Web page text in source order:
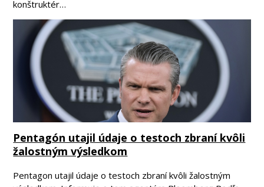
konštruktér…
Pentagón utajil údaje o testoch zbraní kvôli
žalostným výsledkom
Pentagon utajil údaje o testoch zbraní kvôli žalostným